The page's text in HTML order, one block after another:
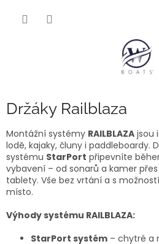
Držáky Railblaza
Montážní systémy RAILBLAZA jsou
lodě, kajaky, čluny i paddleboardy.
systému StarPort připevníte
vybavení – od sonarů a kamer
tablety. Vše bez vrtání a s
místo.
Výhody systému RAILBLAZA:
StarPort systém – chytré a